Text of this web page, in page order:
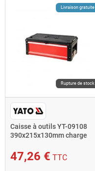
Livraison gratuite
Rupture de stock
Caisse à outils YT-09108
390x215x130mm charge
47,26 € TTC